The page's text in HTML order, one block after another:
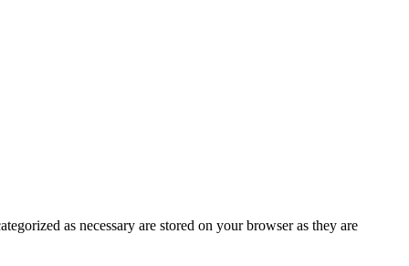
as necessary are stored on your browser as they are